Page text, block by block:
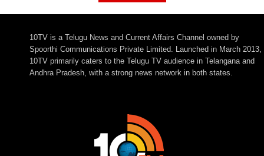
10TV is a Telugu News and Current Affairs Channel owned by
Spoorthi Communications Private Limited. Launched in March 2013,
10TV primarily caters to the Telugu TV audience in Telangana and
Andhra Pradesh, with a strong news network in both states.